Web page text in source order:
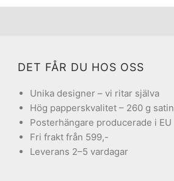
DET FÅR DU HOS OSS
Unika designer – vi ritar själva
Hög papperskvalitet – 260 g satin
Posterhängare producerade i EU
Fri frakt från 599,-
Leverans 2–5 vardagar